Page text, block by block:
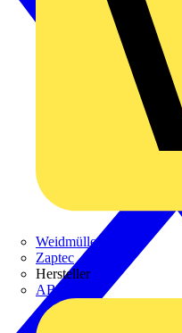
Weidmüller
Zaptec
Hersteller
ABB